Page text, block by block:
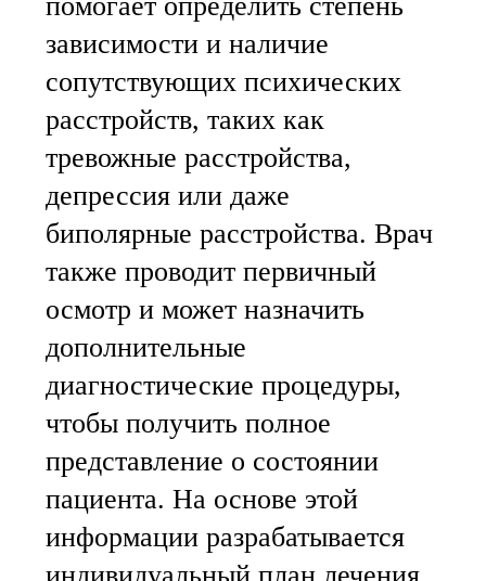
зависимости и наличие
сопутствующих психических
расстройств, таких как
тревожные расстройства,
депрессия или даже
биполярные расстройства. Врач
также проводит первичный
осмотр и может назначить
дополнительные
диагностические процедуры,
чтобы получить полное
представление о состоянии
пациента. На основе этой
информации разрабатывается